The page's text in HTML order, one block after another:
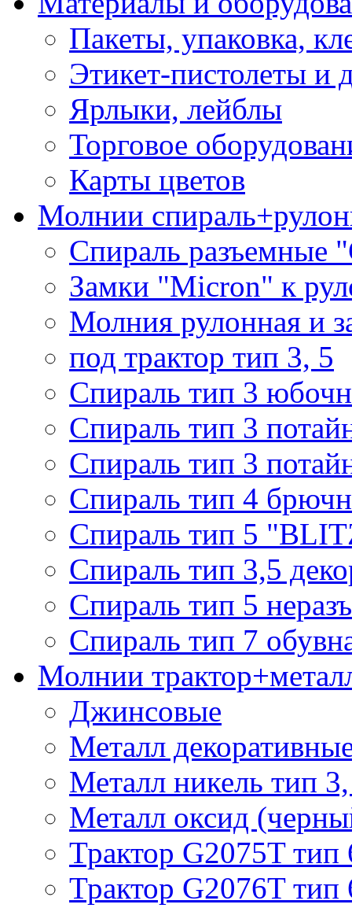
Пакеты, упаковка,
Этикет-пистолеты и
Ярлыки, лейблы
Торговое
Карты цветов
Молнии
Спираль разъемные
Замки "Micron" к
Молния рулонная и
под трактор тип 3, 5
Спираль тип 3
Спираль тип 3
Спираль тип 3
Спираль тип 4
Спираль тип 5
Спираль тип 3,5
Спираль тип 5
Спираль тип 7
Молнии
Джинсовые
Металл
Металл никель тип
Металл оксид
Трактор G2075T тип
Трактор G2076T тип